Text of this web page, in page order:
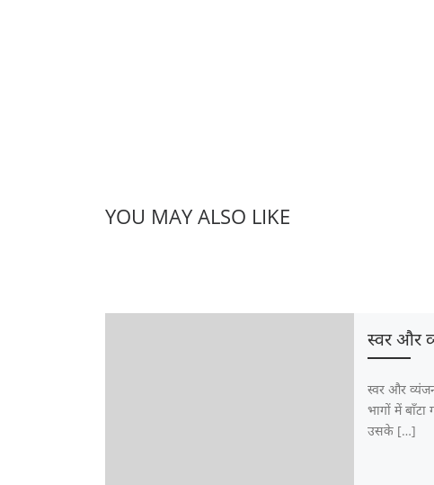
YOU MAY ALSO LIKE
स्वर और
स्वर और व्यंजन
भागों में
उसके […]